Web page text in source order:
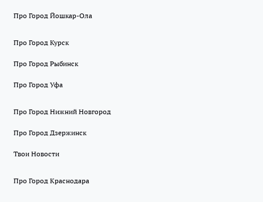
Про Город Йошкар-Ола
Про Город Курск
Про Город Рыбинск
Про Город Уфа
Про Город Нижний Новгород
Про Город Дзержинск
Твои Новости
Про Город Краснодара